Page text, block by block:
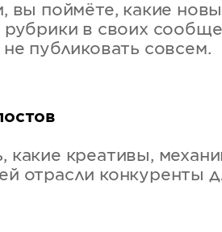
вы поймёте, какие
в своих
публиковать совсем.
креативы,
отрасли конкуренты